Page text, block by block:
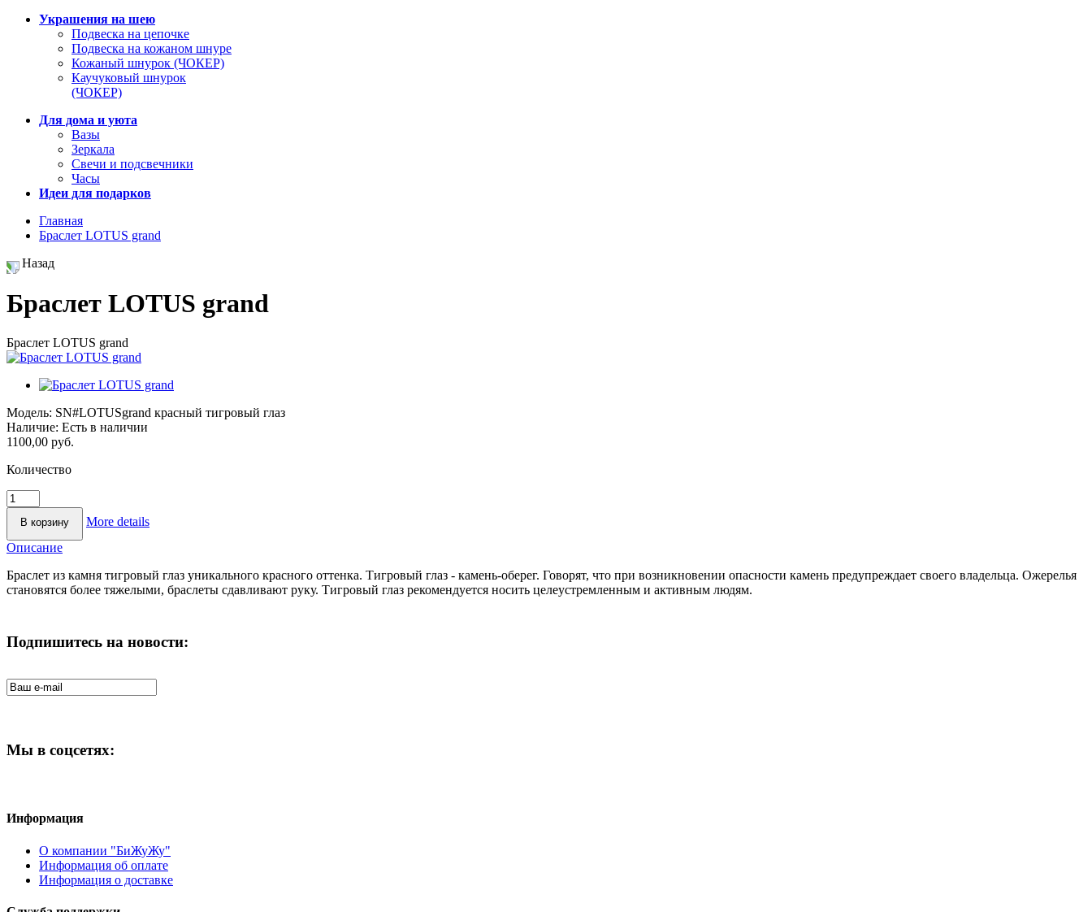
Украшения на шею
Подвеска на цепочке
Подвеска на кожаном шнуре
Кожаный шнурок (ЧОКЕР)
Каучуковый шнурок
(ЧОКЕР)
Для дома и уюта
Вазы
Зеркала
Свечи и подсвечники
Часы
Идеи для подарков
Главная
Браслет LOTUS grand
Назад
Браслет LOTUS grand
Браслет LOTUS grand
Модель: SN#LOTUSgrand красный тигровый глаз
Наличие: Есть в наличии
1100,00 руб.
Количество
More details
Описание
Браслет из камня тигровый глаз уникального красного оттенка. Тигровый глаз - камень-оберег. Говорят, что при возникновении опасности камень предупреждает своего владельца. Ожерелья
становятся более тяжелыми, браслеты сдавливают руку. Тигровый глаз рекомендуется носить целеустремленным и активным людям.
Подпишитесь на новости:
Мы в соцсетях:
Информация
О компании "БиЖуЖу"
Информация об оплате
Информация о доставке